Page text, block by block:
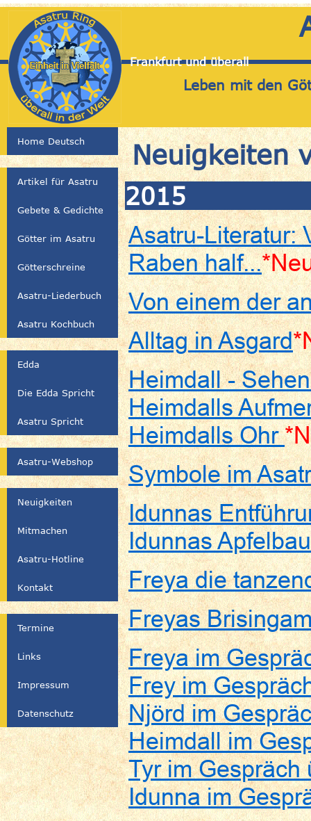
Frankfurt und überall
Leben mit den
Neuigkeiten
2015
Asatru-Literatur:
Raben half...
Von einem der
Alltag in Asgard
Heimdall -
Heimdalls
Heimdalls Ohr
Symbole im
Idunnas
Idunnas
Freya die
Freyas
Freya im
Frey im
Njörd im
Heimdall im
Tyr im Gespräch
Idunna im
Home Deutsch
Artikel für Asatru
Gebete & Gedichte
Götter im Asatru
Götterschreine
Asatru-Liederbuch
Asatru Kochbuch
Edda
Die Edda Spricht
Asatru Spricht
Asatru-Webshop
Neuigkeiten
Mitmachen
Asatru-Hotline
Kontakt
Termine
Links
Impressum
Datenschutz